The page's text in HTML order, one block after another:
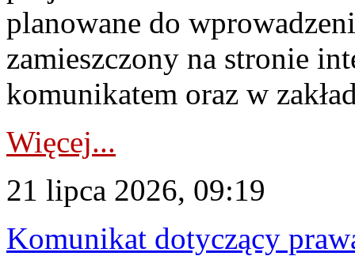
planowane do
zamieszczony na stronie
komunikatem oraz w
Więcej...
21 lipca 2026, 09:19
Komunikat dotyczący